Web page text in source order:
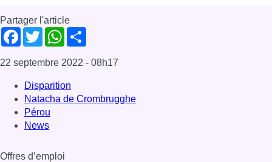
Partager l'article
Facebook
TwitterWhatsApp
22 septembre 2022 - 08h17
Disparition
Natacha de Crombrugghe
Pérou
News
Offres d’emploi